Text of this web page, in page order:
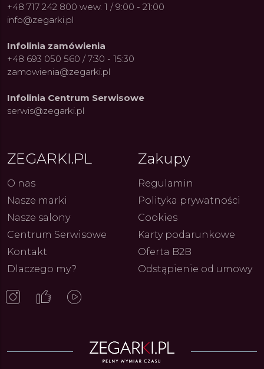
i Dostępny Luksus z
27.07.2026
kolarskich pasji do ikonicznych
kolekcji zegarków
+48 717 242 800 wew. 1 / 9:00 - 21:00
info@zegarki.pl
Infolinia zamówienia
+48 693 050 560 / 7:30 - 15:30
zamowienia@zegarki.pl
Infolinia Centrum Serwisowe
serwis@zegarki.pl
ZEGARKI.PL
O nas
Nasze marki
Nasze salony
Centrum Serwisowe
Kontakt
Dlaczego my?
Zakupy
Regulamin
Polityka prywatności
Cookies
Karty podarunkowe
Oferta B2B
Odstąpienie od umowy